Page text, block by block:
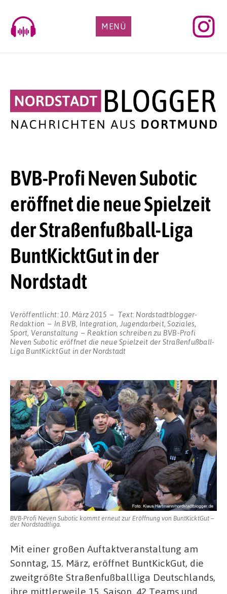
content
MENÜ
BVB-Profi Neven Subotic
eröffnet die neue Spielzeit
der Straßenfußball-Liga
BuntKicktGut in der
Nordstadt
Veröffentlicht: 10. März 2015 Text: Nordstadtblogger-
Redaktion
In BVB, Integration, Jugendarbeit,Soziales,
Sport, Veranstaltung Reaktion schreiben zu BVB-Profi
Neven Subotic eröffnet die neue Spielzeit der Straßenfußball-
Liga BuntKicktGut in der Nordstadt
BVB-Profi Neven Subotic kommt erneut zur Eröffnung von BuntKicktGut –
der Nordstadtliga.
Mit einer großen Auftaktveranstaltung am
Sonntag, 15. März, eröffnet BuntKickGut, die
zweitgrößte Straßenfußballliga Deutschlands,
ihre mittlerweile 15. Saison. 42 Teams und